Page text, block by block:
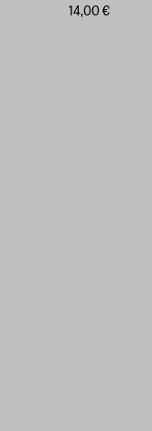
14,00 €